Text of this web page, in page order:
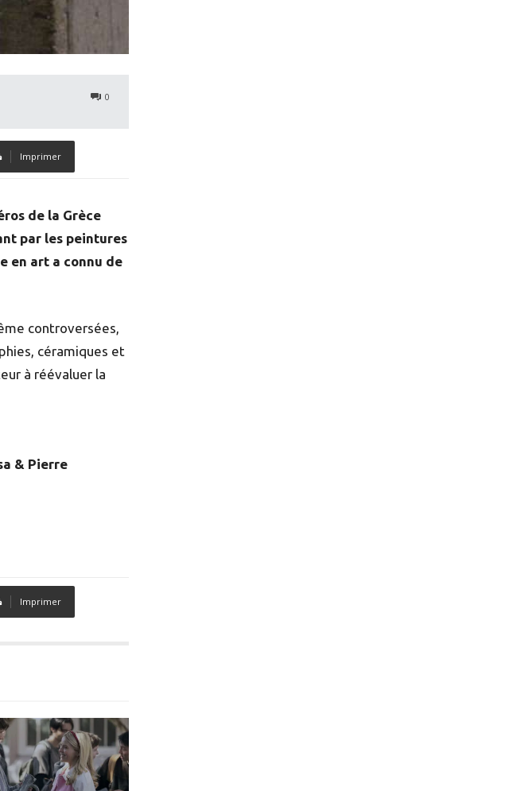
0
Imprimer
de la Grèce
par les peintures
en art a connu de
controversées,
céramiques et
à réévaluer la
& Pierre
Imprimer